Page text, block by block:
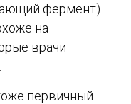
фермент).
на
врачи
первичный